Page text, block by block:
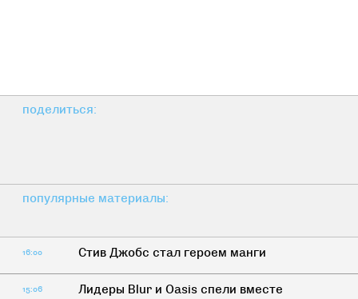
поделиться:
популярные материалы:
16:00 Стив Джобс стал героем манги
15:06 Лидеры Blur и Oasis спели вместе